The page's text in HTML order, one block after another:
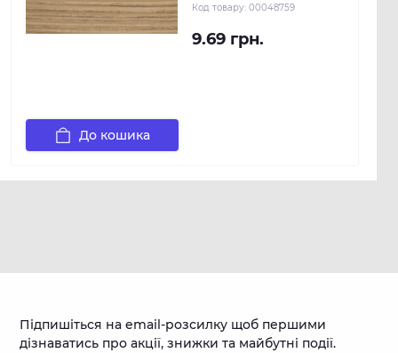
Код товару: 00048759
9.69 грн.
До кошика
Підпишіться на email-розсилку щоб першими
дізнаватись про акції, знижки та майбутні події.